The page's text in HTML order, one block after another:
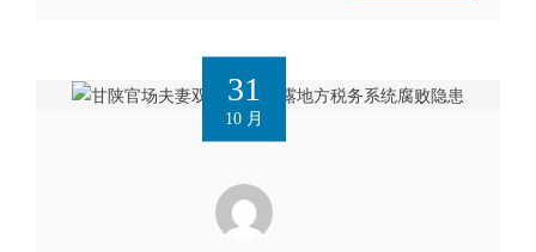
31
10 月